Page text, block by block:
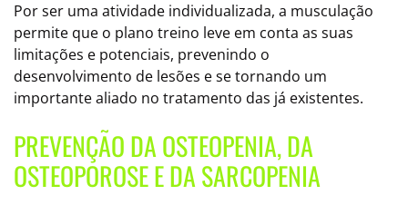
Por ser uma atividade individualizada, a musculação
permite que o plano treino leve em conta as suas
limitações e potenciais, prevenindo o
desenvolvimento de lesões e se tornando um
importante aliado no tratamento das já existentes.
PREVENÇÃO DA OSTEOPENIA, DA
OSTEOPOROSE E DA SARCOPENIA